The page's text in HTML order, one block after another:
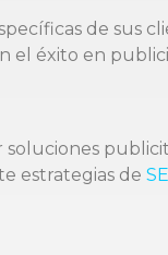
de sus
el éxito en
estrategias de